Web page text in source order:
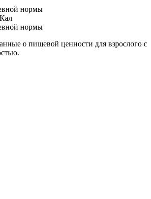
нормы
нормы
о пищевой ценности для взрослого с